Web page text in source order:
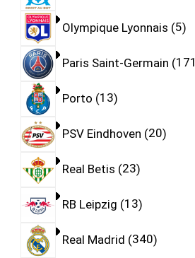
Olympique Lyonnais 5
Paris Saint-Germain 171
Porto 13
PSV Eindhoven 20
Real Betis 23
RB Leipzig 13
Real Madrid 340